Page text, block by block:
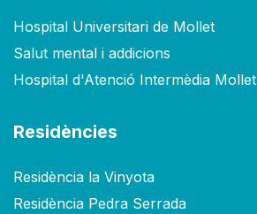
Hospital Universitari de Mollet
Salut mental i addicions
Hospital d'Atenció Intermèdia Mollet
Residències
Residència la Vinyota
Residència Pedra Serrada